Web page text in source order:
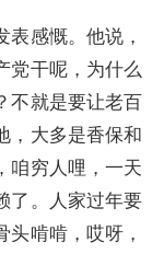
感慨。他说，
党干呢，为什么
不就是要让老百
，大多是香保和
咱穷人哩，一天
了。人家过年要
啃啃，哎呀，